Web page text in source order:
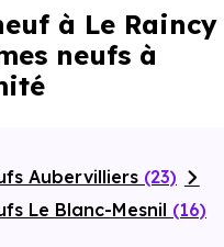
à Le Raincy
neufs à
Aubervilliers (23)
Le Blanc-Mesnil (16)